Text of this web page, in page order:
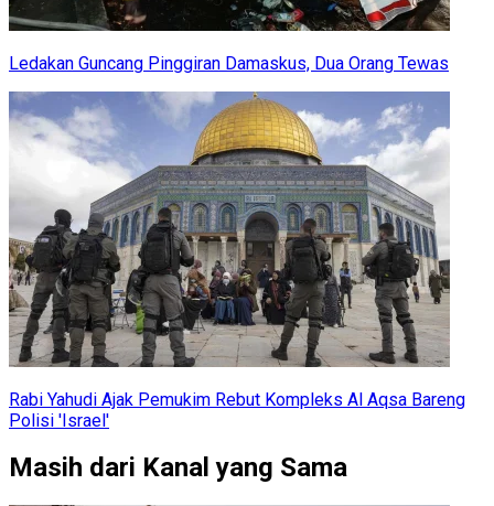
Ledakan Guncang Pinggiran Damaskus, Dua Orang Tewas
Rabi Yahudi Ajak Pemukim Rebut Kompleks Al Aqsa Bareng
Polisi 'Israel'
Masih dari Kanal yang Sama